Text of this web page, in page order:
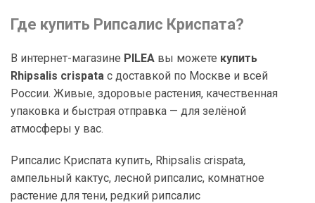
Где купить Рипсалис Криспата?
В интернет-магазине PILEA вы можете купить
Rhipsalis crispata с доставкой по Москве и всей
России. Живые, здоровые растения, качественная
упаковка и быстрая отправка — для зелёной
атмосферы у вас.
Рипсалис Криспата купить, Rhipsalis crispata,
ампельный кактус, лесной рипсалис, комнатное
растение для тени, редкий рипсалис